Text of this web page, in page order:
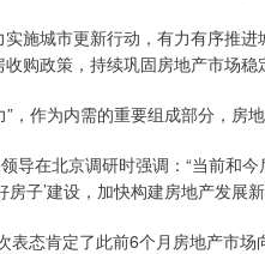
施城市更新行动，有力有序推
购政策，持续巩固房地产市场稳
”，作为内需的重要组成部分，房
导在北京调研时强调：“当前和
房子’建设，加快构建房地产发展
表态肯定了此前6个月房地产市